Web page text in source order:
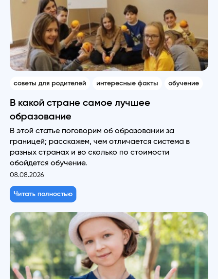
советы для родителей интересные факты обучение
В какой стране самое лучшее
образование
В этой статье поговорим об образовании за
границей; расскажем, чем отличается система в
разных странах и во сколько по стоимости
обойдется обучение.
08.08.2026
Читать полностью